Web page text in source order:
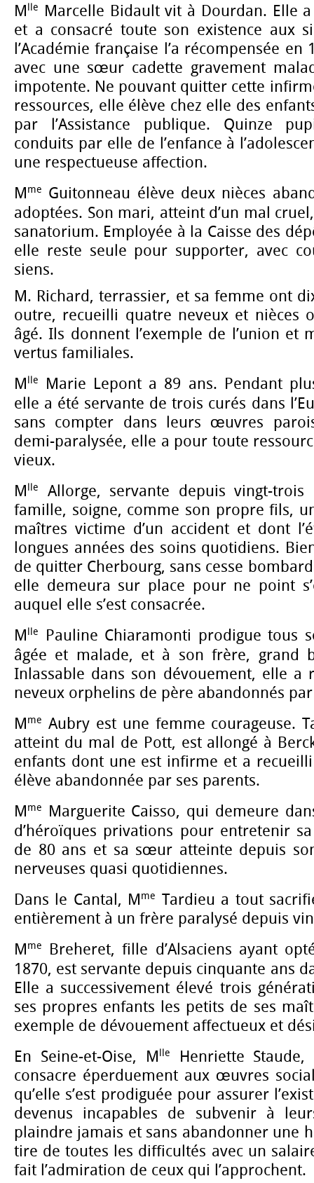
Mlle
Marcelle Bidault vit à Dourdan. Elle
et a consacré toute son existence aux
l’Académie française l’a récompensée en
avec une sœur cadette gravement
impotente. Ne pouvant quitter cette
ressources, elle élève chez elle des
par l’Assistance publique. Quinze
conduits par elle de l’enfance à
une respectueuse affection.
Mme
Guitonneau élève deux nièces
adoptées. Son mari, atteint d’un mal
sanatorium. Employée à la Caisse des
elle reste seule pour supporter, avec
siens.
M. Richard, terrassier, et sa femme ont
outre, recueilli quatre neveux et nièces
âgé. Ils donnent l’exemple de l’union et
vertus familiales.
Mlle
Marie Lepont a 89 ans. Pendant
elle a été servante de trois curés dans
sans compter dans leurs œuvres
demi-paralysée, elle a pour toute
vieux.
Mlle
Allorge, servante depuis vingt-
famille, soigne, comme son propre fils,
maîtres victime d’un accident et dont
longues années des soins quotidiens.
de quitter Cherbourg, sans cesse
elle demeura sur place pour ne point
auquel elle s’est consacrée.
Mlle
Pauline Chiaramonti prodigue tous
âgée et malade, et à son frère, grand
Inlassable dans son dévouement, elle a
neveux orphelins de père abandonnés
Mme Aubry est une femme courageuse.
atteint du mal de Pott, est allongé à
enfants dont une est infirme et a
élève abandonnée par ses parents.
Mme
Marguerite Caisso, qui demeure
d’héroïques privations pour entretenir
de 80 ans et sa sœur atteinte depuis
nerveuses quasi quotidiennes.
Dans le Cantal, Mme Tardieu a tout
entièrement à un frère paralysé depuis
Mme
Breheret, fille d’Alsaciens ayant
1870, est servante depuis cinquante ans
Elle a successivement élevé trois
ses propres enfants les petits de ses
exemple de dévouement affectueux et
En Seine-et-Oise, M lle
Henriette
consacre éperduement aux œuvres
qu’elle s’est prodiguée pour assurer
devenus incapables de subvenir à
plaindre jamais et sans abandonner une
tire de toutes les difficultés avec un
fait l’admiration de ceux qui l’approchent.